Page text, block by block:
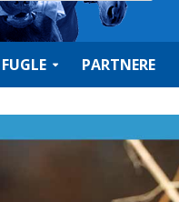
FUGLE PARTNERE